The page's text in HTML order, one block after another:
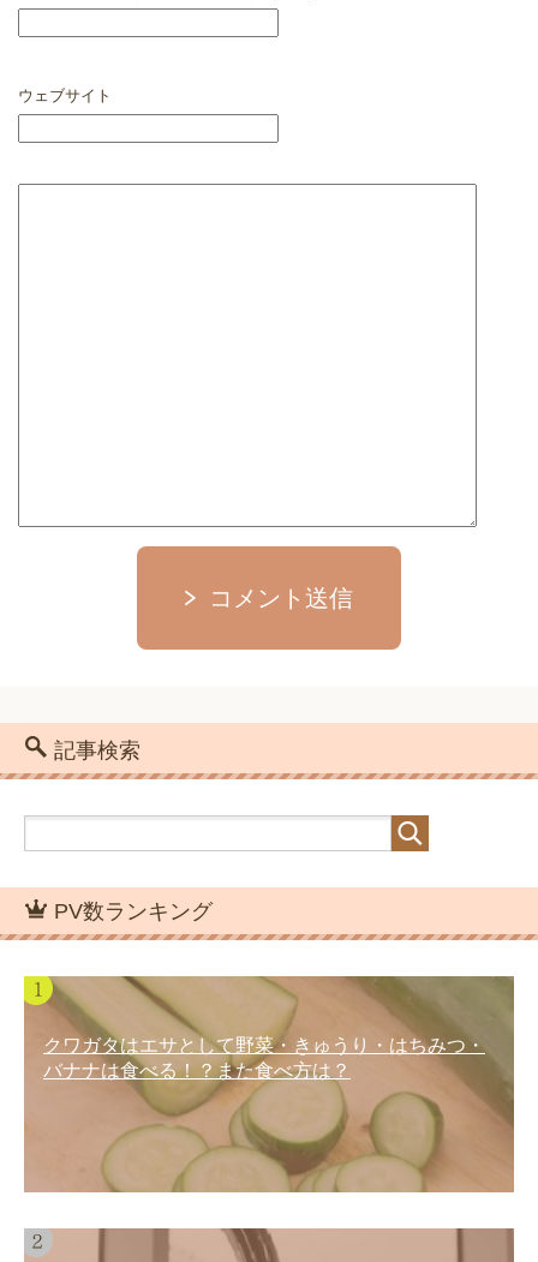
ウェブサイト
コメント送信
記事検索
PV数ランキング
クワガタはエサとして野菜・きゅうり・はちみつ・
バナナは食べる！？また食べ方は？